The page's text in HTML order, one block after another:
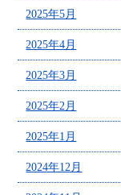
2025年5月
2025年4月
2025年3月
2025年2月
2025年1月
2024年12月